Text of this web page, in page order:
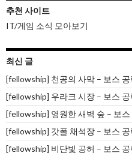
추천 사이트
IT/게임 소식 모아보기
최신 글
[fellowship] 천공의 사막 – 보스 공
[fellowship] 우라크 시장 – 보스 공
[fellowship] 영원한 새벽 숲 – 보
[fellowship] 갓폴 채석장 – 보스 공
[fellowship] 비단빛 공허 – 보스